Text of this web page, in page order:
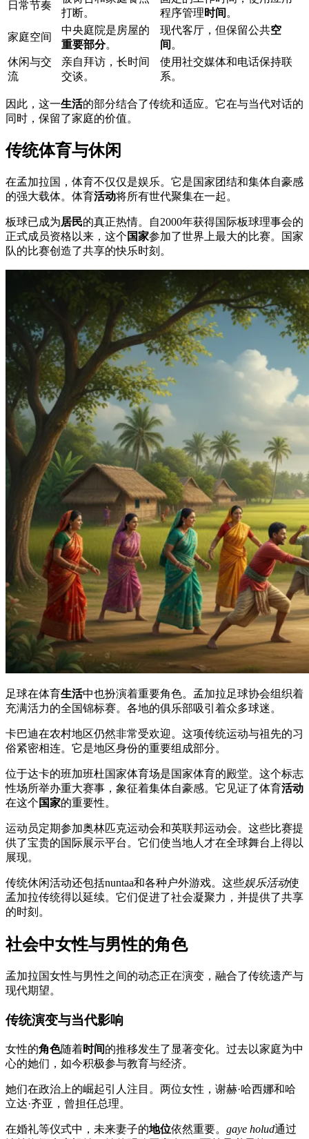
日常节奏
打断。
程序管理 时间 。
家庭空间
中央庭院是房屋的
重要部分。
现代客厅，但保留公共空
间 。
休闲与交
流
亲自拜访，长时间
交谈。
使用社交媒体和电话保持联
系。
因此，这一生活的部分结合了传统和适应。它在与当代对话的
同时，保留了家庭的价值。
传统体育与休闲
在孟加拉国，体育不仅仅是娱乐。它是国家团结和集体自豪感
的强大载体。体育活动将所有世代聚集在一起。
板球已成为居民的真正热情。自2000年获得国际板球理事会的
正式成员资格以来，这个 国家参加了世界上最大的比赛。国家
队的比赛创造了共享的快乐时刻。
足球在体育生活中也扮演着重要角色。孟加拉足球协会组织着
充满活力的全国锦标赛。各地的俱乐部吸引着众多球迷。
卡巴迪在农村地区仍然非常受欢迎。这项传统运动与祖先的习
俗紧密相连。它是地区身份的重要组成部分。
位于达卡的班加班杜国家体育场是国家体育的殿堂。这个标志
性场所举办重大赛事，象征着集体自豪感。它见证了体育活动
在这个 国家的重要性。
运动员定期参加奥林匹克运动会和英联邦运动会。这些比赛提
供了宝贵的国际展示平台。它们使当地人才在全球舞台上得以
展现。
传统休闲活动还包括nuntaa和各种户外游戏。这些娱乐活动使
孟加拉传统得以延续。它们促进了社会凝聚力，并提供了共享
的时刻。
社会中女性与男性的角色
孟加拉国女性与男性之间的动态正在演变，融合了传统遗产与
现代期望。
传统演变与当代影响
女性的角色随着时间的推移发生了显著变化。过去以家庭为中
心的她们，如今积极参与教育与经济。
她们在政治上的崛起引人注目。两位女性，谢赫·哈西娜和哈
立达·齐亚，曾担任总理。
在婚礼等仪式中，未来妻子的地位依然重要。 gaye holud通过